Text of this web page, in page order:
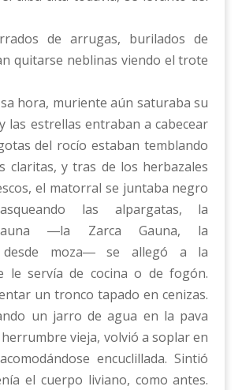
de arrugas, burilados de
quitarse neblinas viendo el trote
hora, muriente aún saturaba su
las estrellas entraban a cabecear
del rocío estaban temblando
claritas, y tras de los herbazales
el matorral se juntaba negro
las alpargatas, la
―la Zarca Gauna, la
desde moza― se allegó a la
le servía de cocina o de fogón.
un tronco tapado en cenizas.
un jarro de agua en la pava
vieja, volvió a soplar en
encuclillada. Sintió
el cuerpo liviano, como antes.